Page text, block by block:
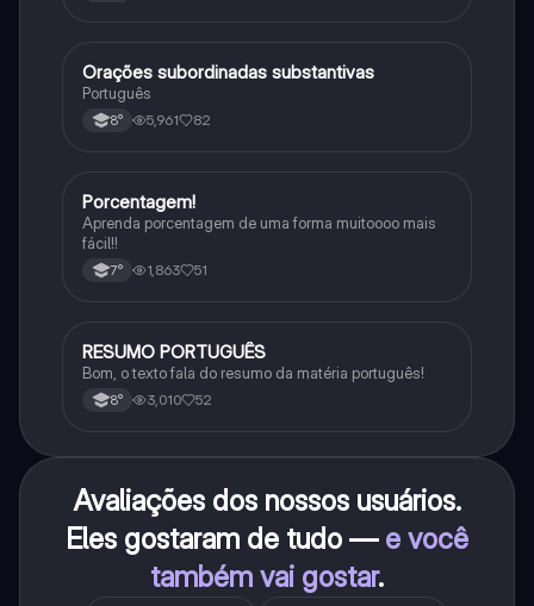
Português
Orações subordinadas substantivas
Português
8° 5,961 82
Matematica
Porcentagem!
Aprenda porcentagem de uma forma muitoooo mais
fácil!!
7° 1,863 51
Português
RESUMO PORTUGUÊS
Bom, o texto fala do resumo da matéria português!
8° 3,010 52
Avaliações dos nossos usuários.
Eles gostaram de tudo — e você
também vai gostar.